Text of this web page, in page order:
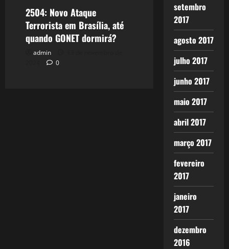
2504: Novo Ataque
Terrorista em Brasília, até
quando GONET dormirá?
admin
0
setembro
2017
agosto 2017
julho 2017
junho 2017
maio 2017
abril 2017
março 2017
fevereiro
2017
janeiro
2017
dezembro
2016